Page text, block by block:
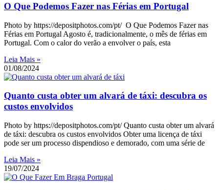
O Que Podemos Fazer nas Férias em Portugal
Photo by https://depositphotos.com/pt/ O Que Podemos Fazer nas
Férias em Portugal Agosto é, tradicionalmente, o mês de férias em
Portugal. Com o calor do verão a envolver o país, esta
Leia Mais »
01/08/2024
Quanto custa obter um alvará de táxi: descubra os
custos envolvidos
Photo by https://depositphotos.com/pt/ Quanto custa obter um alvará
de táxi: descubra os custos envolvidos Obter uma licença de táxi
pode ser um processo dispendioso e demorado, com uma série de
Leia Mais »
19/07/2024